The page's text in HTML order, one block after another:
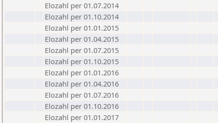
Elozahl per 01.07.2014
Elozahl per 01.10.2014
Elozahl per 01.01.2015
Elozahl per 01.04.2015
Elozahl per 01.07.2015
Elozahl per 01.10.2015
Elozahl per 01.01.2016
Elozahl per 01.04.2016
Elozahl per 01.07.2016
Elozahl per 01.10.2016
Elozahl per 01.01.2017